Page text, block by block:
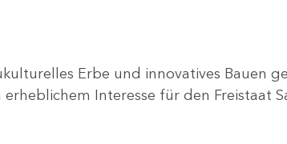
Erbe und innovatives Bauen
Interesse für den Freistaat